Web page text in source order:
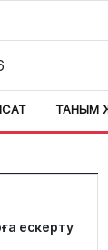
ТАНЫМ
ескерту